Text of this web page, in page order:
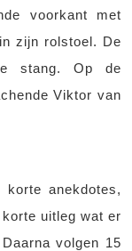
voorkant met
zijn rolstoel. De
stang. Op de
Viktor van
anekdotes,
uitleg wat er
volgen 15